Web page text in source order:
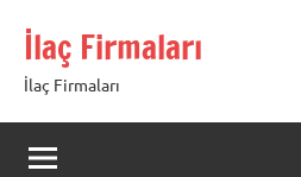
İlaç Firmaları
İlaç Firmaları